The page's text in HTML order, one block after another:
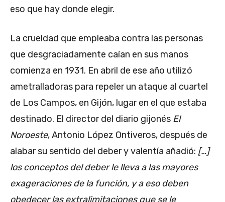
eso que hay donde elegir.
La crueldad que empleaba contra las personas
que desgraciadamente caían en sus manos
comienza en 1931. En abril de ese año utilizó
ametralladoras para repeler un ataque al cuartel
de Los Campos, en Gijón, lugar en el que estaba
destinado. El director del diario gijonés El
Noroeste, Antonio López Ontiveros, después de
alabar su sentido del deber y valentía añadió: […]
los conceptos del deber le lleva a las mayores
exageraciones de la función, y a eso deben
obedecer las extralimitaciones que se le